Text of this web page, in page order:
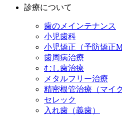
診療について
歯のメインテナンス
小児歯科
小児矯正（予防矯正
歯周病治療
むし歯治療
メタルフリー治療
精密根管治療（マイ
セレック
入れ歯（義歯）